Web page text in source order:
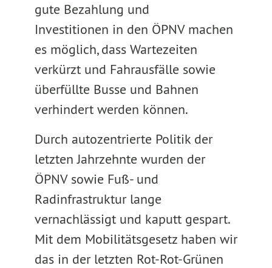
gute Bezahlung und
Investitionen in den ÖPNV machen
es möglich, dass Wartezeiten
verkürzt und Fahrausfälle sowie
überfüllte Busse und Bahnen
verhindert werden können.
Durch autozentrierte Politik der
letzten Jahrzehnte wurden der
ÖPNV sowie Fuß- und
Radinfrastruktur lange
vernachlässigt und kaputt gespart.
Mit dem Mobilitätsgesetz haben wir
das in der letzten Rot-Rot-Grünen